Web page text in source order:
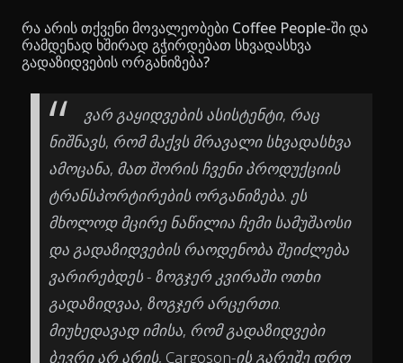
რა არის თქვენი მოვალეობები Coffee People-ში და
რამდენად ხშირად გჭირდებათ სხვადასხვა
გადაზიდვების ორგანიზება?
ვარ გაყიდვების ასისტენტი, რაც
ნიშნავს, რომ მაქვს მრავალი სხვადასხვა
ამოცანა, მათ შორის ჩვენი პროდუქციის
ტრანსპორტირების ორგანიზება. ეს
მხოლოდ მცირე ნაწილია ჩემი სამუშაოსი
და გადაზიდვების რაოდენობა შეიძლება
ვარირებდეს - ზოგჯერ კვირაში ოთხი
გადაზიდვაა, ზოგჯერ არცერთი.
მიუხედავად იმისა, რომ გადაზიდვები
ბევრი არ არის, Cargoson-ის გარეშე დრო